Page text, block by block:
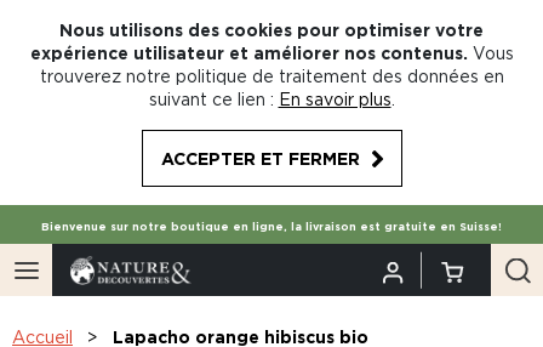
Nous utilisons des cookies pour optimiser votre
expérience utilisateur et améliorer nos contenus. Vous
trouverez notre politique de traitement des données en
suivant ce lien : En savoir plus
ACCEPTER ET FERMER
Bienvenue sur notre boutique en ligne, la livraison est gratuite en Suisse!
Accueil Lapacho orange hibiscus bio